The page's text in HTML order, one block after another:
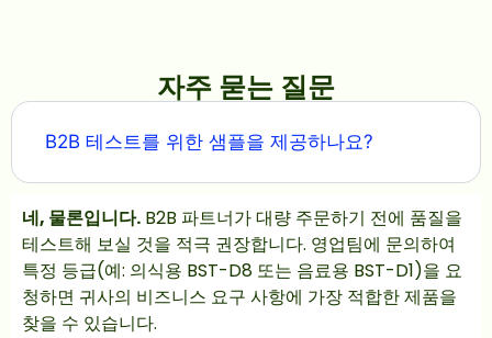
자주 묻는 질문
B2B 테스트를 위한 샘플을 제공하나요?
네, 물론입니다. B2B 파트너가 대량 주문하기 전에 품질을
테스트해 보실 것을 적극 권장합니다. 영업팀에 문의하여
특정 등급(예: 의식용 BST-D8 또는 음료용 BST-D1)을 요
청하면 귀사의 비즈니스 요구 사항에 가장 적합한 제품을
찾을 수 있습니다.